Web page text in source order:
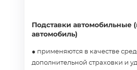
Подставки автомобильные
автомобиль)
● применяются в качестве
дополнительной страховки и